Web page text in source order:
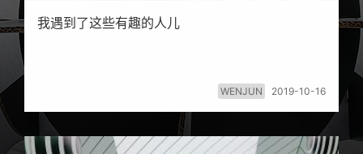
我遇到了这些有趣的人儿
WENJUN 2019-10-16